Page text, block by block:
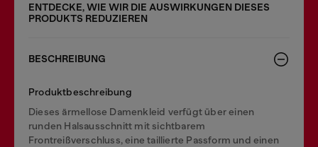
ENTDECKE, WIE WIR DIE AUSWIRKUNGEN DIESES
PRODUKTS REDUZIEREN
BESCHREIBUNG
Produktbeschreibung
Dieses ärmellose Damenkleid verfügt über einen
runden Halsausschnitt mit sichtbarem
Frontreißverschluss, eine taillierte Passform und einen